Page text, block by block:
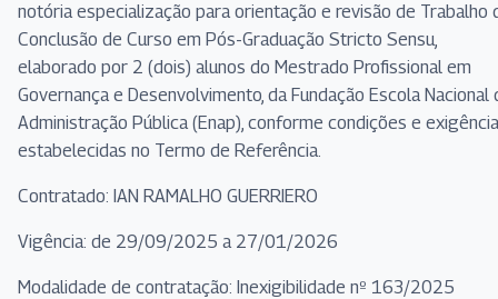
notória especialização para orientação e revisão de Trabalho
Conclusão de Curso em Pós-Graduação Stricto Sensu,
elaborado por 2 (dois) alunos do Mestrado Profissional em
Governança e Desenvolvimento, da Fundação Escola Nacional
Administração Pública (Enap), conforme condições e
estabelecidas no Termo de Referência.
Contratado: IAN RAMALHO GUERRIERO
Vigência: de 29/09/2025 a 27/01/2026
Modalidade de contratação: Inexigibilidade nº 163/2025